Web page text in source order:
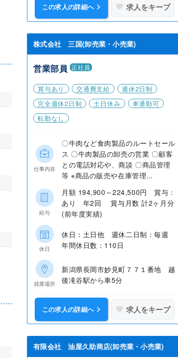
この求人の詳細へ 求人をキープ
株式会社 三国(卸売業・小売業)
営業部員 正社員
賞与あり 交通費支給
週休2日制
完全週休2日制
土日休み
車通勤可
転勤なし
仕事内容
〇牛肉など食肉製品のルートセール
ス 〇牛肉製品の卸売の営業 〇顧客
との電話対応や、商談 〇商品管理
等 ※商品の販売や在庫管理...
給与
月額 194,900～224,500円 賞与：
あり 年2回 賞与月数 計2ヶ月分
(前年度実績)
休日
休日：土日他 週休二日制：毎週
年間休日数：110日
就業場所
新潟県長岡市妙見町７７１番地 越
後滝谷駅から車5分
この求人の詳細へ 求人をキープ
有限会社 油屋久助商店(卸売業・小売業)